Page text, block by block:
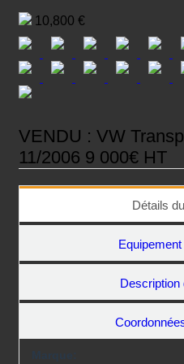
10,800 €
VENDU : VW
11/2006 9 000€ HT
Détails
Description